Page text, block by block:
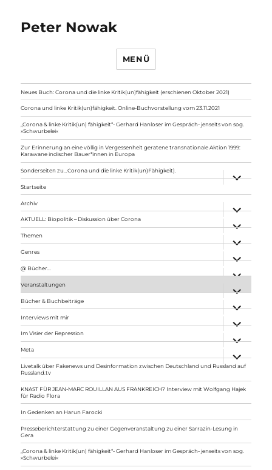
Peter Nowak
MENÜ
Neues Buch: Corona und die linke Kritik(un)fähigkeit (erschienen Oktober 2021)
Corona und linke Kritik(un)fähigkeit. Online-Buchvorstellung vom 23.11.2021
„Corona & linke Kritik(un) fähigkeit“- Gerhard Hanloser im Gespräch- jenseits von sog.
»Schwurbelei«
Zur Erinnerung an eine völlig in Vergessenheit geratene transnationale Aktion 1999:
Karawane indischer Bauer*innen in Europa
Sonderseiten zu…Corona und die linke Kritik(un)Fähigkeit).
anzeigen
Startseite
Archiv
anzeigen
AKTUELL: Biopolitik – Diskussion über Corona
anzeigen
Themen
anzeigen
Genres
anzeigen
@ Bücher…
Veranstaltungen
anzeigen
Bücher & Buchbeiträge
anzeigen
Interviews mit mir
anzeigen
Im Visier der Repression
anzeigen
Meta
anzeigen
Livetalk über Fakenews und Desinformation zwischen Deutschland und Russland auf
Russland.tv
KNAST FÜR JEAN-MARC ROUILLAN AUS FRANKREICH? Interview mit Wolfgang Hajek
für Radio Flora
In Gedenken an Harun Farocki
Presseberichterstattung zu einer Gegenveranstaltung zu einer Sarrazin-Lesung in
Gera
„Corona & linke Kritik(un) fähigkeit“- Gerhard Hanloser im Gespräch- jenseits von sog.
»Schwurbelei«